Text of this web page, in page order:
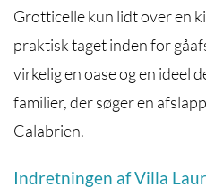
Grotticelle kun lidt over en
praktisk taget inden for
virkelig en oase og en ideel
familier, der søger en
Calabrien.
Indretningen af Villa